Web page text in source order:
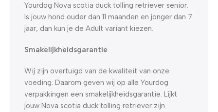
Yourdog Nova scotia duck tolling retriever senior.
Is jouw hond ouder dan 11 maanden en jonger dan 7
jaar, dan kun je de Adult variant kiezen.
Smakelijkheidsgarantie
Wij zijn overtuigd van de kwaliteit van onze
voeding. Daarom geven wij op alle Yourdog
verpakkingen een smakelijkheidsgarantie. Lijkt
jouw Nova scotia duck tolling retriever zijn